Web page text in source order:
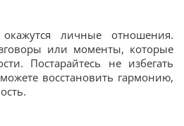
личные отношения.
или моменты, которые
Постарайтесь не избегать
восстановить гармонию,